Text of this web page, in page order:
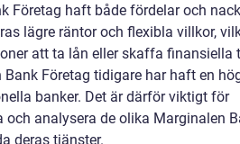
Företag haft både fördelar och
lägre räntor och flexibla villkor,
att ta lån eller skaffa finansiella
Företag tidigare har haft en
banker. Det är därför viktigt för
analysera de olika Marginalen
deras tjänster.